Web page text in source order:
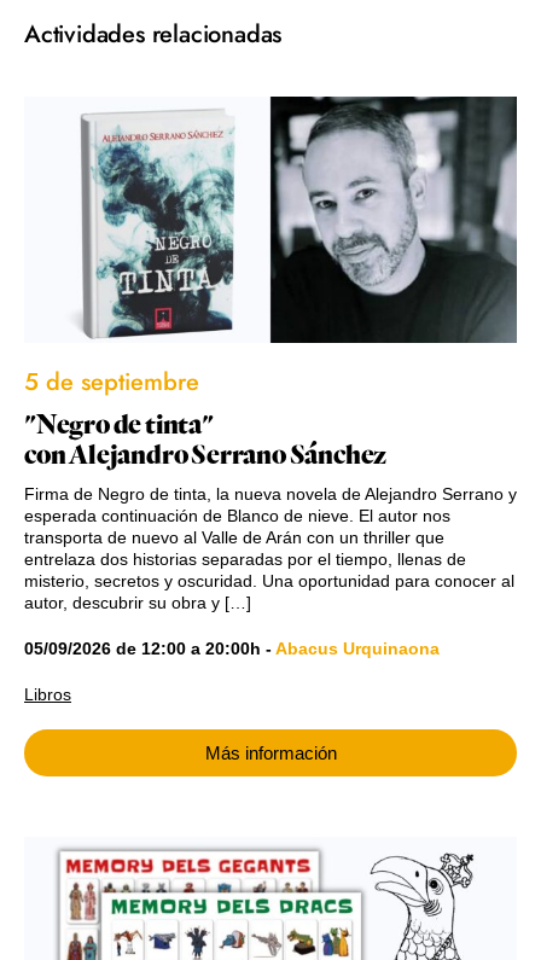
Actividades relacionadas
5 de septiembre
"Negro de tinta"
con Alejandro Serrano Sánchez
Firma de Negro de tinta, la nueva novela de Alejandro Serrano y
esperada continuación de Blanco de nieve. El autor nos
transporta de nuevo al Valle de Arán con un thriller que
entrelaza dos historias separadas por el tiempo, llenas de
misterio, secretos y oscuridad. Una oportunidad para conocer al
autor, descubrir su obra y […]
05/09/2026 de 12:00 a 20:00h -Abacus Urquinaona
Libros
Más información